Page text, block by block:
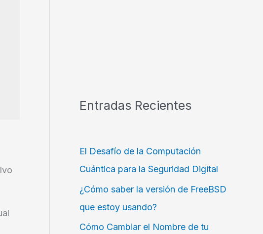
Entradas Recientes
El Desafío de la Computación
Cuántica para la Seguridad Digital
¿Cómo saber la versión de FreeBSD
que estoy usando?
Cómo Cambiar el Nombre de tu